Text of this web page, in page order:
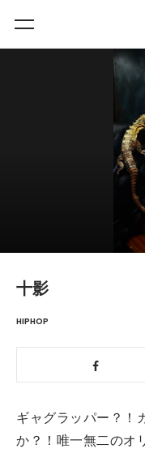
十影
HIPHOP
ギャグラッパー？！
か？！唯一無二のオ